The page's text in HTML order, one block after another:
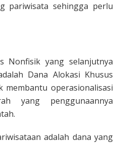
pariwisata sehingga perlu
Nonfisik yang selanjutnya
Dana Alokasi Khusus
membantu operasionalisasi
yang penggunaannya
adalah dana yang